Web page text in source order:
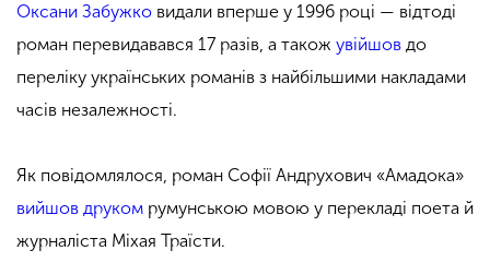
Оксани Забужко видали вперше у 1996 році — відтоді
роман перевидавався 17 разів, а також увійшов до
переліку українських романів з найбільшими накладами
часів незалежності.
Як повідомлялося, роман Софії Андрухович «Амадока»
вийшов друком румунською мовою у перекладі поета й
журналіста Міхая Траїсти.